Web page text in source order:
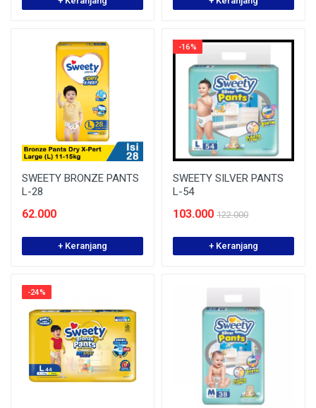
SWEETY BRONZE PANTS
L-28
62.000
+ Keranjang
-16%
SWEETY SILVER PANTS
L-54
103.000 122.000
+ Keranjang
-24%